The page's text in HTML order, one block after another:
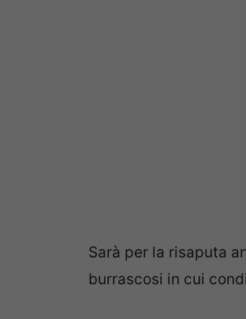
Sarà per la risaputa
burrascosi in cui